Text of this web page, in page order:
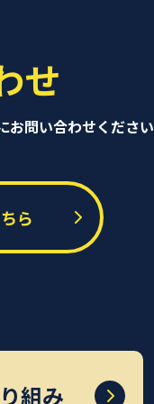
せ
お問い合わせくださ
ら
組み